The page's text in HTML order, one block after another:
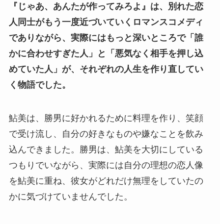
『じゃあ、あんたが作ってみろよ』は、別れた恋
人同士がもう一度近づいていくロマンスコメディ
でありながら、実際にはもっと深いところで「誰
かに合わせすぎた人」と「悪気なく相手を押し込
めていた人」が、それぞれの人生を作り直してい
く物語でした。
鮎美は、勝男に好かれるために料理を作り、笑顔
で受け流し、自分の好きなものや嫌なことを飲み
込んできました。勝男は、鮎美を大切にしている
つもりでいながら、実際には自分の理想の恋人像
を鮎美に重ね、彼女がどれだけ無理をしていたの
かに気づけていませんでした。